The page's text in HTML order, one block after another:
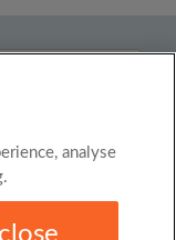
Stockport,
analyse